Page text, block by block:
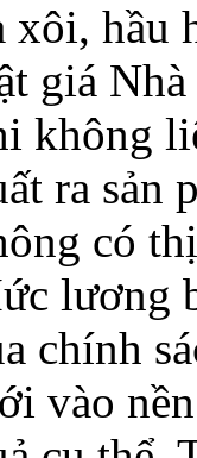
xôi, hầu
giá
không
ra sản
có
lương
chính
vào